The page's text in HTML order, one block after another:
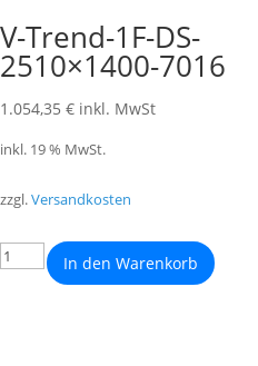
V-Trend-1F-DS-
2510×1400-7016
1.054,35 € inkl. MwSt
inkl. 19 % MwSt.
zzgl.Versandkosten
In den Warenkorb